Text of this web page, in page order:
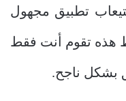
تطبيق مجهول
هذه تقوم أنت فقط
بشكل ناجح.